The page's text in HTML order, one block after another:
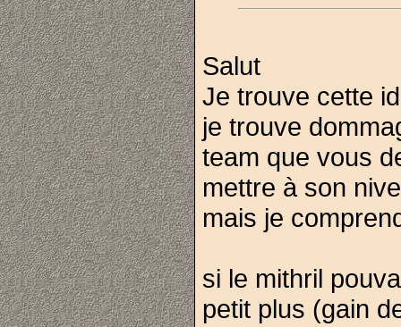
Salut
Je trouve cette
je trouve
team que vous
mettre à son
mais je
si le mithril
petit plus (gain